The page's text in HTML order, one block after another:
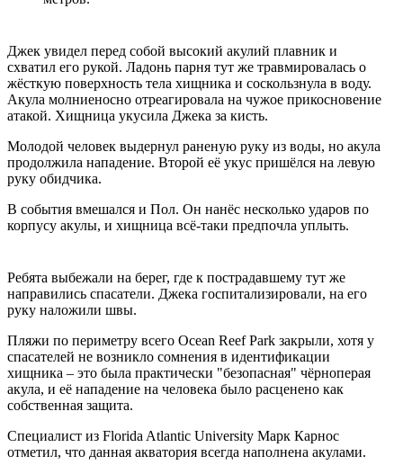
Джек увидел перед собой высокий акулий плавник и
схватил его рукой. Ладонь парня тут же травмировалась о
жёсткую поверхность тела хищника и соскользнула в воду.
Акула молниеносно отреагировала на чужое прикосновение
атакой. Хищница укусила Джека за кисть.
Молодой человек выдернул раненую руку из воды, но акула
продолжила нападение. Второй её укус пришёлся на левую
руку обидчика.
В события вмешался и Пол. Он нанёс несколько ударов по
корпусу акулы, и хищница всё-таки предпочла уплыть.
Ребята выбежали на берег, где к пострадавшему тут же
направились спасатели. Джека госпитализировали, на его
руку наложили швы.
Пляжи по периметру всего Ocean Reef Park закрыли, хотя у
спасателей не возникло сомнения в идентификации
хищника – это была практически "безопасная" чёрноперая
акула, и её нападение на человека было расценено как
собственная защита.
Специалист из Florida Atlantic University Марк Карнос
отметил, что данная акватория всегда наполнена акулами.